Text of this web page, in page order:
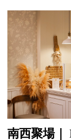
南西聚場｜